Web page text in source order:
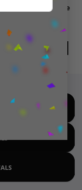
X-Men- Wolverine
8,99
ΠΕΡΙΣΣΌΤΕΡΑ